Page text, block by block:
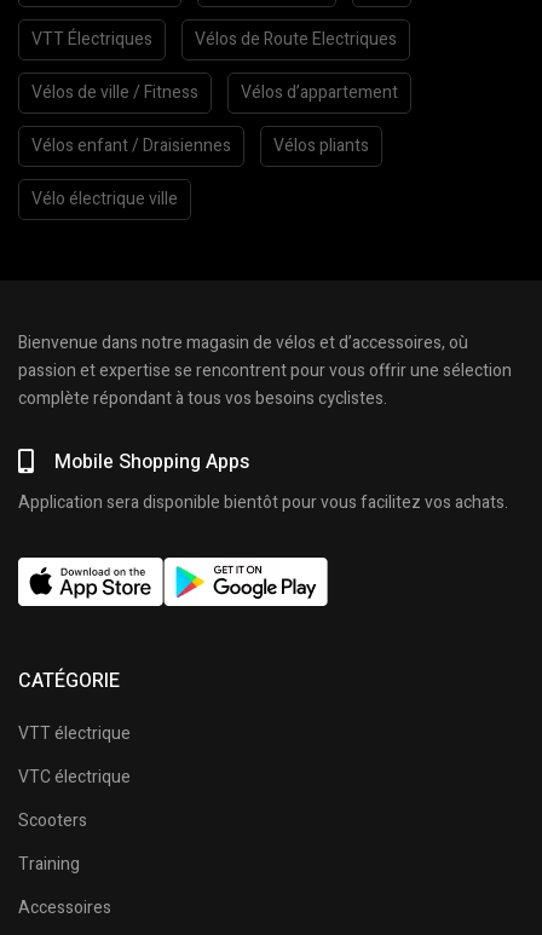
VTT Électriques Vélos de Route Electriques
Vélos de ville / Fitness Vélos d’appartement
Vélos enfant / Draisiennes Vélos pliants
Vélo électrique ville
Bienvenue dans notre magasin de vélos et d’accessoires, où
passion et expertise se rencontrent pour vous offrir une sélection
complète répondant à tous vos besoins cyclistes.
Mobile Shopping Apps
Application sera disponible bientôt pour vous facilitez vos achats.
CATÉGORIE
VTT électrique
VTC électrique
Scooters
Training
Accessoires